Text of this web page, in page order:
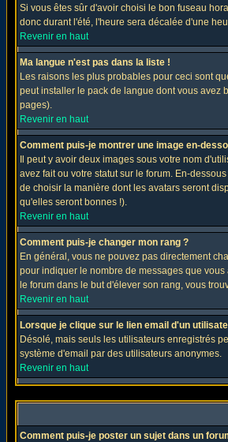
Si vous êtes sûr d'avoir choisi le bon fuseau
donc durant l'été, l'heure sera décalée d'une
Revenir en haut
Ma langue n'est pas dans la liste !
Les raisons les plus probables pour ceci sont
peut installer le pack de langue dont vous avez
pages).
Revenir en haut
Comment puis-je montrer une image en-
Il peut y avoir deux images sous votre nom
avez fait ou votre statut sur le forum. En-
de choisir la manière dont les avatars seront
qu'elles seront bonnes !).
Revenir en haut
Comment puis-je changer mon rang ?
En général, vous ne pouvez pas directement
pour indiquer le nombre de messages que
le forum dans le but d'élever son rang, vous
Revenir en haut
Lorsque je clique sur le lien email d'un
Désolé, mais seuls les utilisateurs enregistrés
système d'email par des utilisateurs anonymes.
Revenir en haut
Comment puis-je poster un sujet dans un